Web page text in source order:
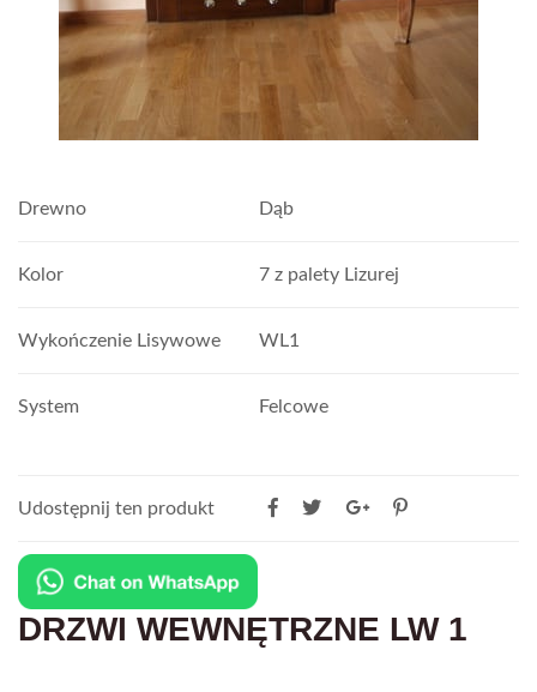
Drewno Dąb
Kolor 7 z palety Lizurej
Wykończenie Lisywowe WL1
System Felcowe
Udostępnij ten produkt
DRZWI WEWNĘTRZNE LW 1